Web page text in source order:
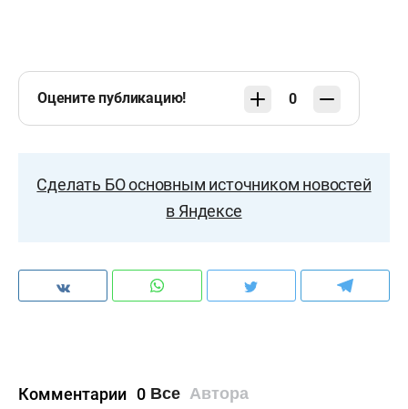
Оцените публикацию! 0
Сделать БО основным источником новостей
в Яндексе
Комментарии 0 Все Автора